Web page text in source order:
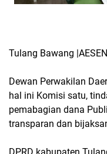
Tulang Bawang
Dewan Perwakilan
hal ini Komisi satu,
pemabagian dana
transparan dan